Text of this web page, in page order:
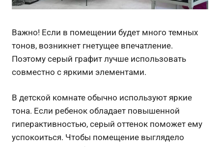
Важно! Если в помещении будет много темных
тонов, возникнет гнетущее впечатление.
Поэтому серый графит лучше использовать
совместно с яркими элементами.
В детской комнате обычно используют яркие
тона. Если ребенок обладает повышенной
гиперактивностью, серый оттенок поможет ему
успокоиться. Чтобы помещение выглядело